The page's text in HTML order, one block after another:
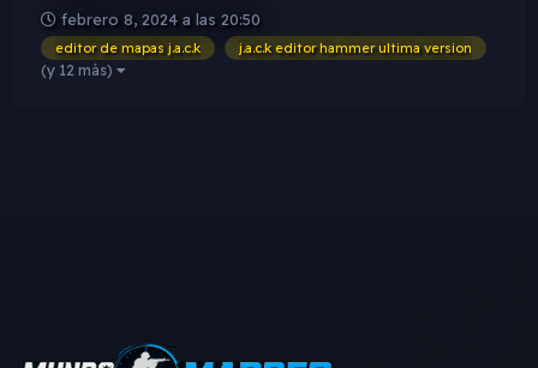
herramienta conveniente y multiplataforma que incorpore las
mejores características de otros editores existentes, co...
febrero 8, 2024 a las 20:50
editor de mapas j.a.c.k j.a.c.k editor hammer ultima version
(y 12 más)